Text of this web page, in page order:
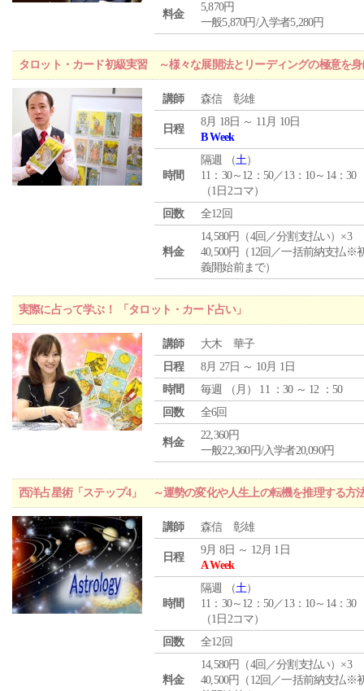
料金
5,870円
一般5,870円/入学者5,280円
タロット・カード初級実習 ～様々な展開法とリーディングの極意を身
講師 森信 彰雄
日程
8月 18日 ～ 11月 10日
B Week
時間
隔週 （土）
11：30～12：50／13：10～14：30
（1日2コマ）
回数
全12回
料金
14,580円（4回／分割支払い）×3
40,500円（12回／一括前納支払※
義開始前まで）
実際に占って学ぶ！ 「タロット・カード占い」
講師
大木 華子
日程
8月 27日 ～ 10月 1日
時間
毎週 （ 月 ） 11 ：30 ～ 12 ：50
回数
全6回
料金
22,360円
一般22,360円/入学者20,090円
西洋占星術「ステップ4」 ～運勢の変化や人生上の転機を推理する方
講師 森信 彰雄
日程
9月 8日 ～ 12月 1日
A Week
時間
隔週 （土）
11：30～12：50／13：10～14：30
（1日2コマ）
回数
全12回
料金
14,580円（4回／分割支払い）×3
40,500円（12回／一括前納支払※